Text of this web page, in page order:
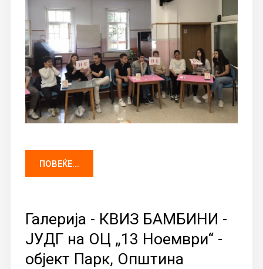
ПОВЕЌЕ...
Галерија - КВИЗ БАМБИНИ -
ЈУДГ на ОЦ „13 Ноември“ -
објект Парк, Општина